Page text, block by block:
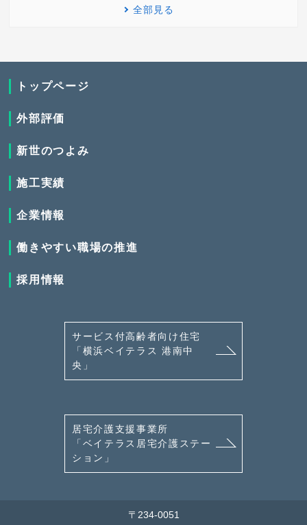
全部見る
〒234-0051
トップページ
外部評価
新世のつよみ
施工実績
企業情報
働きやすい職場の推進
採用情報
サービス付高齢者向け住宅
「横浜ベイテラス 港南中
央」
居宅介護支援事業所
「ベイテラス居宅介護ステー
ション」